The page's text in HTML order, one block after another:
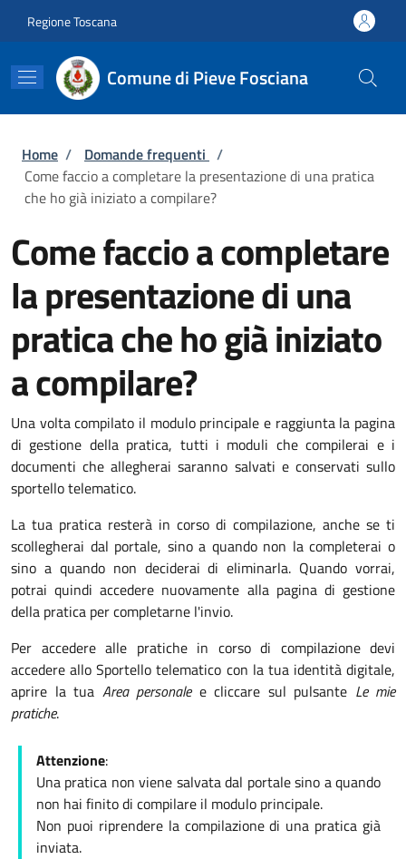
Regione Toscana
Comune di Pieve Fosciana
Briciole di pane
Home / Domande frequenti /
Come faccio a completare la presentazione di una pratica
che ho già iniziato a compilare?
Come faccio a completare
la presentazione di una
pratica che ho già iniziato
a compilare?
Una volta compilato il modulo principale e raggiunta la pagina
di gestione della pratica, tutti i moduli che compilerai e i
documenti che allegherai saranno salvati e conservati sullo
sportello telematico.
La tua pratica resterà in corso di compilazione, anche se ti
scollegherai dal portale, sino a quando non la completerai o
sino a quando non deciderai di eliminarla. Quando vorrai,
potrai quindi accedere nuovamente alla pagina di gestione
della pratica per completarne l'invio.
Per accedere alle pratiche in corso di compilazione devi
accedere allo Sportello telematico con la tua identità digitale,
aprire la tua Area personalee cliccare sul pulsante Le mie
pratiche.
Attenzione:
Una pratica non viene salvata dal portale sino a quando
non hai finito di compilare il modulo principale.
Non puoi riprendere la compilazione di una pratica già
inviata.